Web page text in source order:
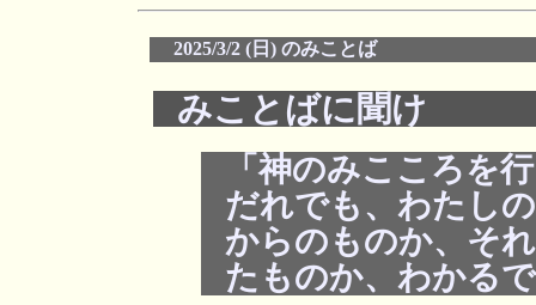
2025/3/2 (日) のみことば
みことばに聞け
「神のみこころを
だれでも、わたし
からのものか、そ
たものか、わかる